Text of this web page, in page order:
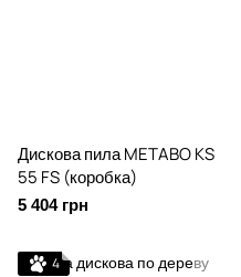
Дискова пила METABO KS
55 FS (коробка)
5 404 грн
4